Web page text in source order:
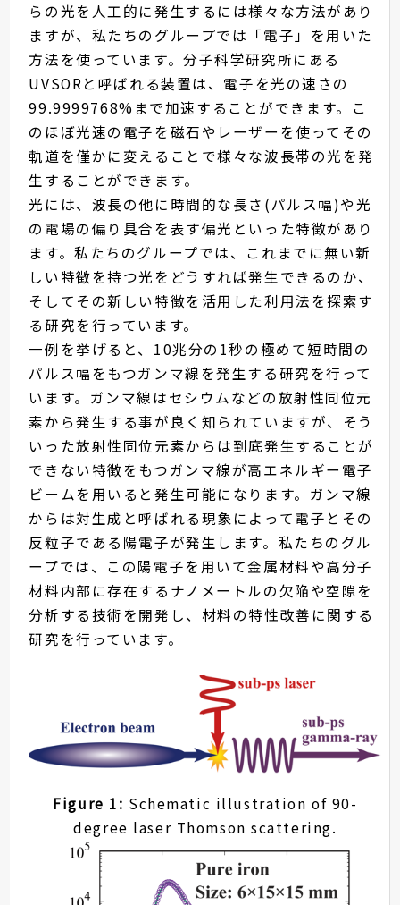
らの光を人工的に発生するには様々な方法があり
ますが、私たちのグループでは「電子」を用いた
方法を使っています。分子科学研究所にある
UVSORと呼ばれる装置は、電子を光の速さの
99.9999768%まで加速することができます。こ
のほぼ光速の電子を磁石やレーザーを使ってその
軌道を僅かに変えることで様々な波長帯の光を発
生することができます。
光には、波長の他に時間的な長さ(パルス幅)や光
の電場の偏り具合を表す偏光といった特徴があり
ます。私たちのグループでは、これまでに無い新
しい特徴を持つ光をどうすれば発生できるのか、
そしてその新しい特徴を活用した利用法を探索す
る研究を行っています。
一例を挙げると、10兆分の1秒の極めて短時間の
パルス幅をもつガンマ線を発生する研究を行って
います。ガンマ線はセシウムなどの放射性同位元
素から発生する事が良く知られていますが、そう
いった放射性同位元素からは到底発生することが
できない特徴をもつガンマ線が高エネルギー電子
ビームを用いると発生可能になります。ガンマ線
からは対生成と呼ばれる現象によって電子とその
反粒子である陽電子が発生します。私たちのグル
ープでは、この陽電⼦を⽤いて金属材料や高分子
材料内部に存在するナノメートルの⽋陥や空隙を
分析する技術を開発し、材料の特性改善に関する
研究を⾏っています。
Figure 1: Schematic illustration of 90-
degree laser Thomson scattering.